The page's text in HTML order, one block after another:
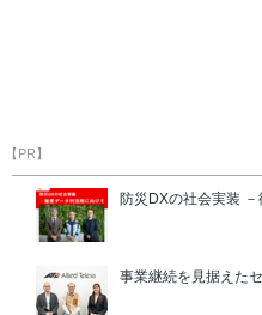
【PR】
防災DXの社会実装
事業継続を見据えた